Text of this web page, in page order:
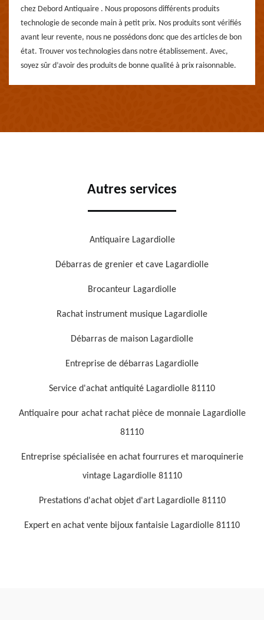
chez Debord Antiquaire . Nous proposons différents produits
technologie de seconde main à petit prix. Nos produits sont vérifiés
avant leur revente, nous ne possédons donc que des articles de bon
état. Trouver vos technologies dans notre établissement. Avec,
soyez sûr d’avoir des produits de bonne qualité à prix raisonnable.
Autres services
Antiquaire Lagardiolle
Débarras de grenier et cave Lagardiolle
Brocanteur Lagardiolle
Rachat instrument musique Lagardiolle
Débarras de maison Lagardiolle
Entreprise de débarras Lagardiolle
Service d'achat antiquité Lagardiolle 81110
Antiquaire pour achat rachat pièce de monnaie Lagardiolle
81110
Entreprise spécialisée en achat fourrures et maroquinerie
vintage Lagardiolle 81110
Prestations d'achat objet d'art Lagardiolle 81110
Expert en achat vente bijoux fantaisie Lagardiolle 81110